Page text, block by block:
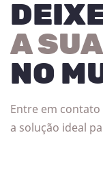
A
NO
Entre em
a solução ideal